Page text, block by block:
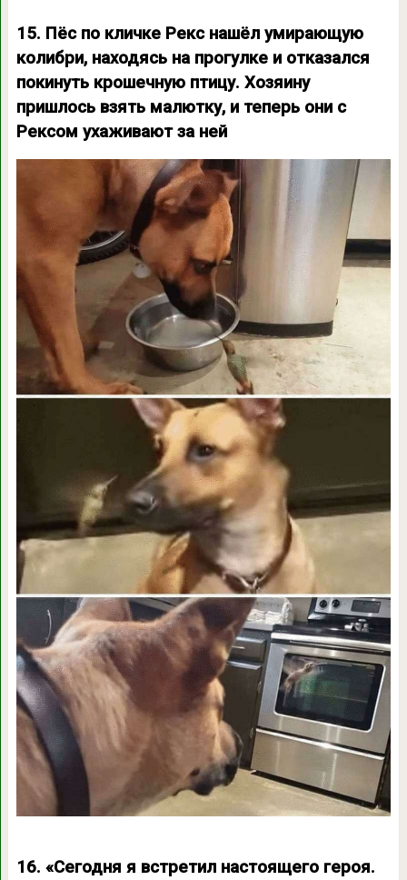
15. Пёс по кличке Рекс нашёл умирающую
колибри, находясь на прогулке и отказался
покинуть крошечную птицу. Хозяину
пришлось взять малютку, и теперь они с
Рексом ухаживают за ней
16. «Сегодня я встретил настоящего героя.